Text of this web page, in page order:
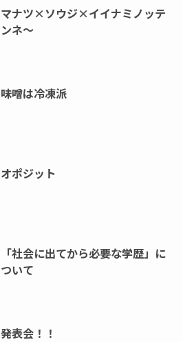
マナツ×ソウジ×イイナミノッテ
ンネ～
味噌は冷凍派
オポジット
「社会に出てから必要な学歴」に
ついて
発表会！！